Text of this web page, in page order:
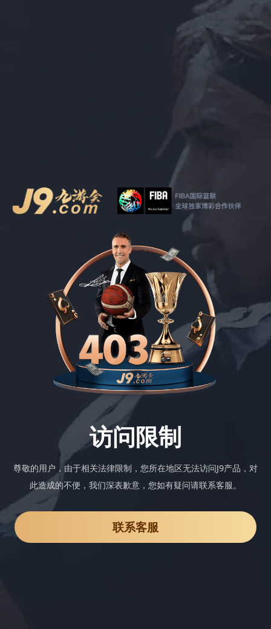
访问限制
尊敬的用户，由于相关法律限制，您所在地区无法访问J9产品，对
此造成的不便，我们深表歉意，您如有疑问请联系客服。
联系客服